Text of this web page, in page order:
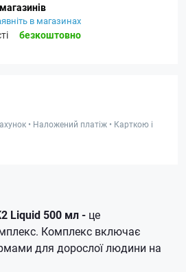
в магазинах
безкоштовно
• Наложений платіж • Карткою і
Liquid 500 мл - це
Комплекс включає
для дорослої людини на